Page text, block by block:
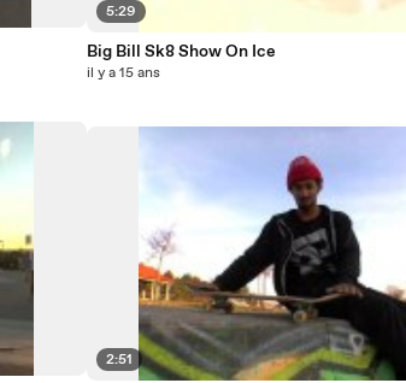
5:29
Big Bill Sk8 Show On Ice
il y a 15 ans
2:51